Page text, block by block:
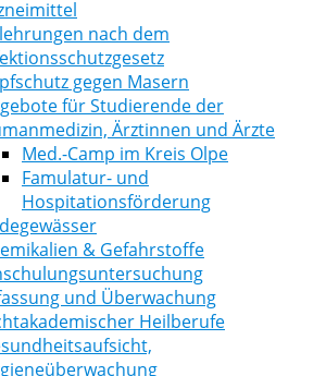
nach dem
gegen Masern
für Studierende der
Ärztinnen und Ärzte
Med.-Camp im Kreis Olpe
Famulatur- und
Hospitationsförderung
& Gefahrstoffe
und Überwachung
Heilberufe